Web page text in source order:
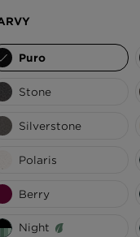
ΕΛΛΆΔΑ
Puro
Stone
Silverstone
Polaris
Berry
Night